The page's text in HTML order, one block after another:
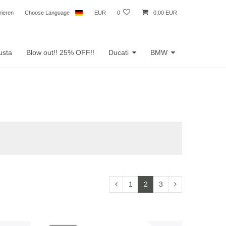
Choose Language EUR 0 0,00 EUR
Blow out!! 25% OFF!! Ducati BMW
1 2 3